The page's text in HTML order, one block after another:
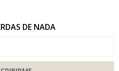
DE NADA